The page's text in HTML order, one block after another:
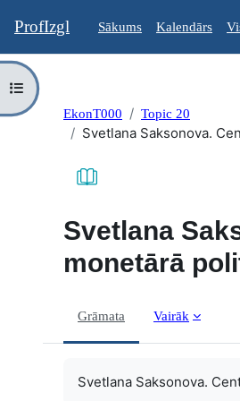
ProfIzgl Sākums Kalendārs
Atvērt kursu indeksu
EkonT000 Topic 20
Svetlana Saksonova.
Svetlana
monetārā
Grāmata Vairāk
Svetlana Saksonova.